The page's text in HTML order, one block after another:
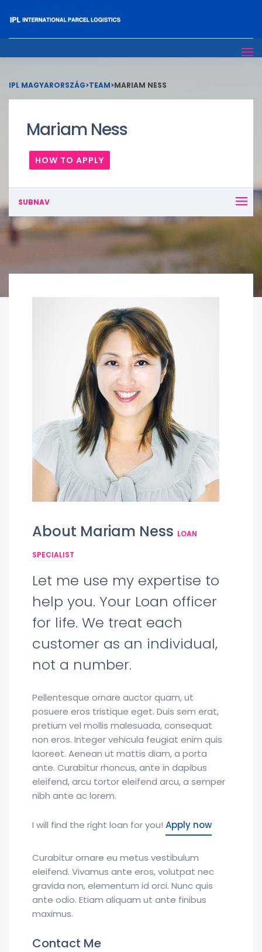
IPL MAGYARORSZÁG>TEAM>MARIAM NESS
Mariam Ness
HOW TO APPLY
SUBNAV
About Mariam Ness LOAN
SPECIALIST
Let me use my expertise to
help you. Your Loan officer
for life. We treat each
customer as an individual,
not a number.
Pellentesque ornare auctor quam, ut
posuere eros tristique eget. Duis sem erat,
pretium vel mollis malesuada, consequat
non eros. Integer vehicula feugiat enim quis
laoreet. Aenean ut mattis diam, a porta
ante. Curabitur rhoncus, ante in dapibus
eleifend, arcu tortor eleifend arcu, a semper
nibh ante ac lorem.
I will find the right loan for you! Apply now
Curabitur ornare eu metus vestibulum
eleifend. Vivamus ante eros, volutpat nec
gravida non, elementum id orci. Nunc quis
ante odio. Etiam aliquam ut ante finibus
maximus.
Contact Me